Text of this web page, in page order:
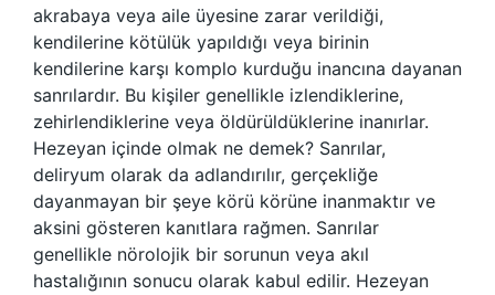
akrabaya veya aile üyesine zarar verildiği,
kendilerine kötülük yapıldığı veya birinin
kendilerine karşı komplo kurduğu inancına dayanan
sanrılardır. Bu kişiler genellikle izlendiklerine,
zehirlendiklerine veya öldürüldüklerine inanırlar.
Hezeyan içinde olmak ne demek? Sanrılar,
deliryum olarak da adlandırılır, gerçekliğe
dayanmayan bir şeye körü körüne inanmaktır ve
aksini gösteren kanıtlara rağmen. Sanrılar
genellikle nörolojik bir sorunun veya akıl
hastalığının sonucu olarak kabul edilir. Hezeyan